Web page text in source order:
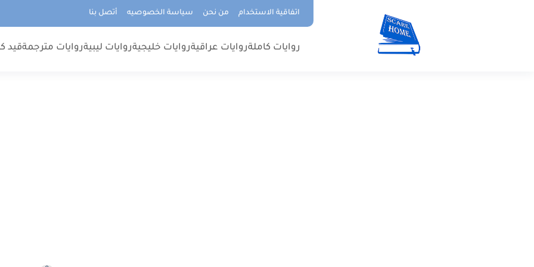
اتفاقية الاستخدام من نحن سياسة الخصوصيه أتصل بنا
روايات كاملةروايات عراقيةروايات خليجيةروايات ليبيةروايات مترجمةقيد